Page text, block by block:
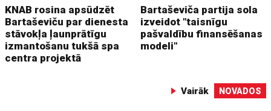
KNAB rosina apsūdzēt
Bartaševiču par dienesta
stāvokļa ļaunprātīgu
izmantošanu tukšā spa
centra projektā
Bartaševiča partija sola
izveidot "taisnīgu
pašvaldību finansēšanas
modeli"
Vairāk NOVADOS